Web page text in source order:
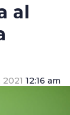
al
2021 12:16 am